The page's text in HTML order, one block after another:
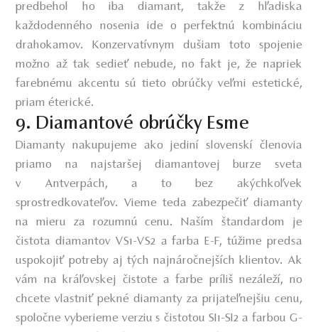
predbehol ho iba diamant, takže z hľadiska
každodenného nosenia ide o perfektnú kombináciu
drahokamov.
Konzervatívnym dušiam toto spojenie
možno až tak sedieť nebude, no fakt je, že napriek
farebnému akcentu sú tieto obrúčky veľmi estetické,
priam éterické.
9. Diamantové obrúčky Esme
Diamanty nakupujeme ako jediní slovenskí členovia
priamo na najstaršej diamantovej burze sveta
v Antverpách, a to bez akýchkoľvek
sprostredkovateľov. Vieme teda zabezpečiť diamanty
na mieru za rozumnú cenu. Naším štandardom je
čistota diamantov VS1-VS2 a farba E-F, túžime predsa
uspokojiť potreby aj tých najnáročnejších klientov. Ak
vám na kráľovskej čistote a farbe príliš nezáleží, no
chcete vlastniť pekné diamanty za prijateľnejšiu cenu,
spoločne vyberieme verziu s čistotou SI1-SI2 a farbou G-